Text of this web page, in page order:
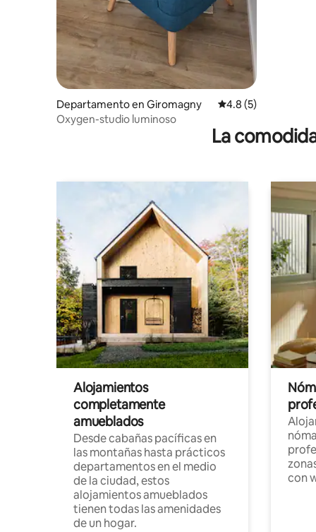
Departamento en Giromagny Calificación
4.8 (5)
Oxygen-studio luminoso
La
Alojamientos
completamente
amueblados
Desde cabañas pacíficas en
las montañas hasta prácticos
departamentos en el medio
de la ciudad, estos
alojamientos amueblados
tienen todas las amenidades
de un hogar.
con